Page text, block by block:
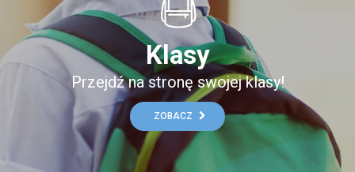
Klasy
Przejdź na stronę swojej klasy!
ZOBACZ